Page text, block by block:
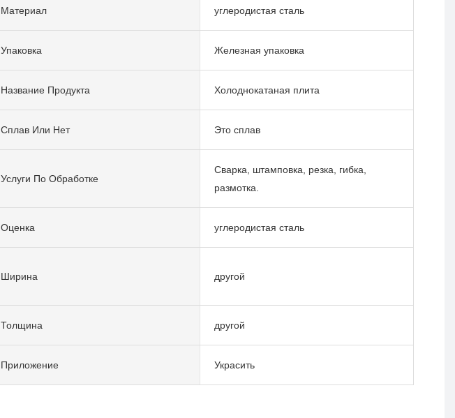
Материал углеродистая сталь
Упаковка Железная упаковка
Название Продукта Холоднокатаная плита
Сплав Или Нет Это сплав
Услуги По Обработке
Сварка, штамповка, резка, гибка,
размотка.
Оценка углеродистая сталь
Ширина другой
Толщина другой
Приложение Украсить